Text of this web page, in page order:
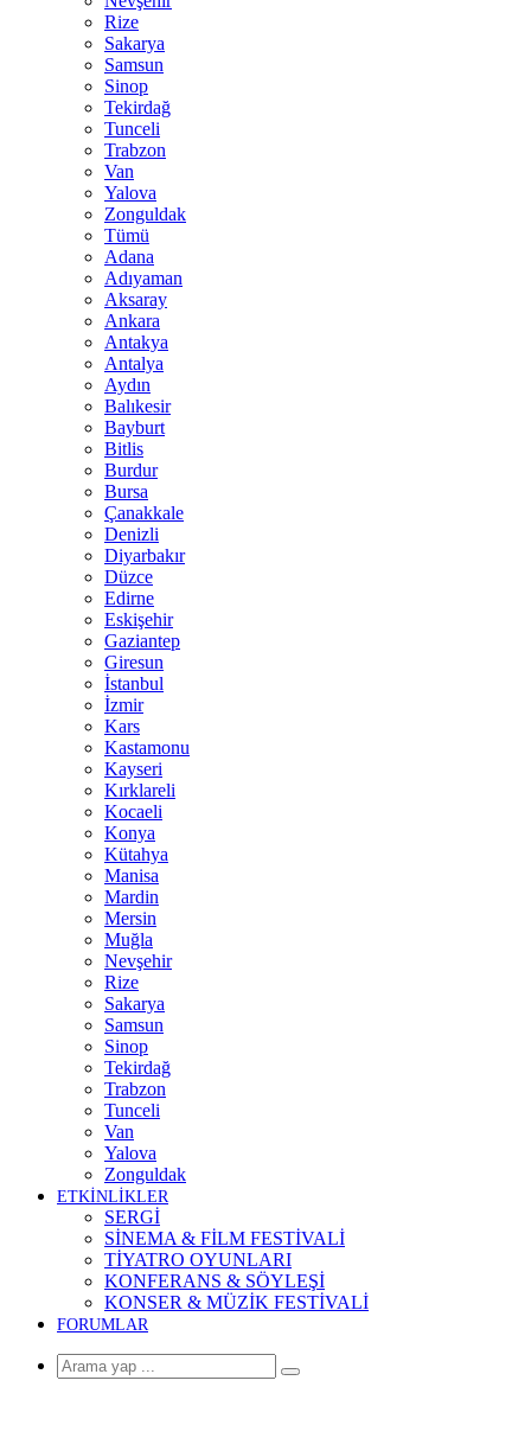
Rize
Sakarya
Samsun
Sinop
Tekirdağ
Tunceli
Trabzon
Van
Yalova
Zonguldak
Tümü
Adana
Adıyaman
Aksaray
Ankara
Antakya
Antalya
Aydın
Balıkesir
Bayburt
Bitlis
Burdur
Bursa
Çanakkale
Denizli
Diyarbakır
Düzce
Edirne
Eskişehir
Gaziantep
Giresun
İstanbul
İzmir
Kars
Kastamonu
Kayseri
Kırklareli
Kocaeli
Konya
Kütahya
Manisa
Mardin
Mersin
Muğla
Nevşehir
Rize
Sakarya
Samsun
Sinop
Tekirdağ
Trabzon
Tunceli
Van
Yalova
Zonguldak
ETKİNLİKLER
SERGİ
SİNEMA & FİLM FESTİVALİ
TİYATRO OYUNLARI
KONFERANS & SÖYLEŞİ
KONSER & MÜZİK FESTİVALİ
FORUMLAR
Arama